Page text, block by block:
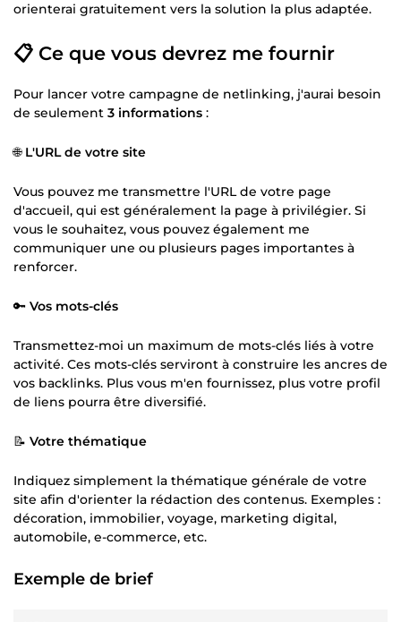
orienterai gratuitement vers la solution la plus adaptée.
📋 Ce que vous devrez me fournir
Pour lancer votre campagne de netlinking, j'aurai besoin
de seulement 3 informations :
🌐 L'URL de votre site
Vous pouvez me transmettre l'URL de votre page
d'accueil, qui est généralement la page à privilégier. Si
vous le souhaitez, vous pouvez également me
communiquer une ou plusieurs pages importantes à
renforcer.
🔑 Vos mots-clés
Transmettez-moi un maximum de mots-clés liés à votre
activité. Ces mots-clés serviront à construire les ancres de
vos backlinks. Plus vous m'en fournissez, plus votre profil
de liens pourra être diversifié.
📝 Votre thématique
Indiquez simplement la thématique générale de votre
site afin d'orienter la rédaction des contenus. Exemples :
décoration, immobilier, voyage, marketing digital,
automobile, e-commerce, etc.
Exemple de brief